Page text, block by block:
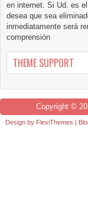
en internet. Si Ud. es
desea que sea
inmediatamente será
comprensión
THEME SUPPORT
Copyright ©
Design by FlexiThemes |